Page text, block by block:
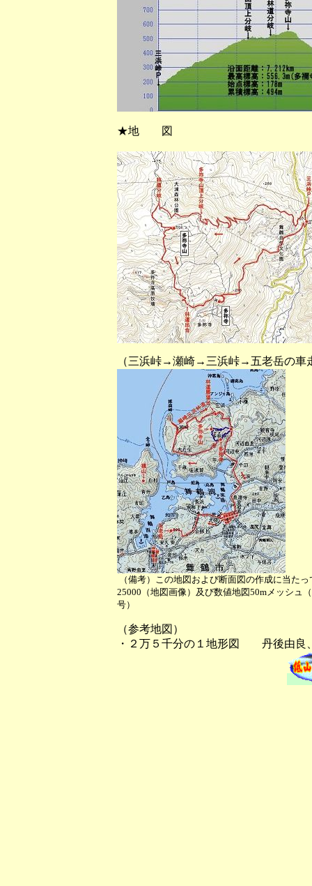
★地 図
（三浜峠→瀬崎→三浜峠→五老岳の車
（備考）この地図および断面図の作成に当た
25000（地図画像）及び数値地図50mメッシ
号）
（参考地図）
・２万５千分の１地形図 丹後由良